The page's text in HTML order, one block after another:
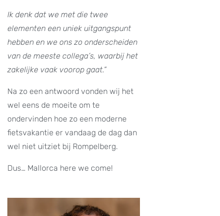
Ik denk dat we met die twee
elementen een uniek uitgangspunt
hebben en we ons zo onderscheiden
van de meeste collega’s, waarbij het
zakelijke vaak voorop gaat.”
Na zo een antwoord vonden wij het
wel eens de moeite om te
ondervinden hoe zo een moderne
fietsvakantie er vandaag de dag dan
wel niet uitziet bij Rompelberg.
Dus… Mallorca here we come!